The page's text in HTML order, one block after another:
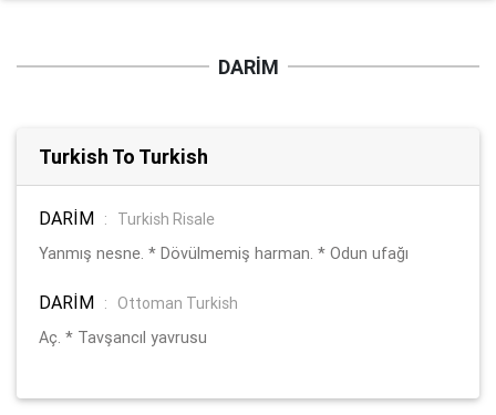
DARİM
Turkish To Turkish
DARİM :
Turkish Risale
Yanmış nesne. * Dövülmemiş harman. * Odun ufağı
DARİM :
Ottoman Turkish
Aç. * Tavşancıl yavrusu